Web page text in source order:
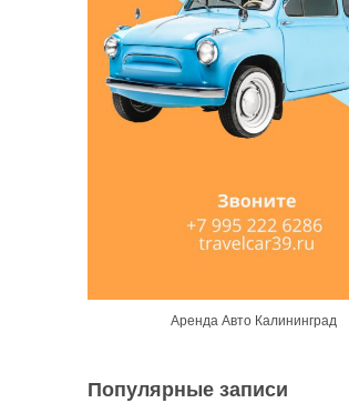
Аренда Авто Калининград
Популярные записи